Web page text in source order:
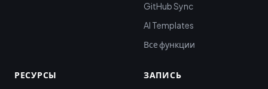
GitHub Sync
AI Templates
Все функции
РЕСУРСЫ ЗАПИСЬ